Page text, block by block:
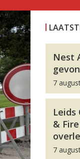
Nest
7
Leids
&
7